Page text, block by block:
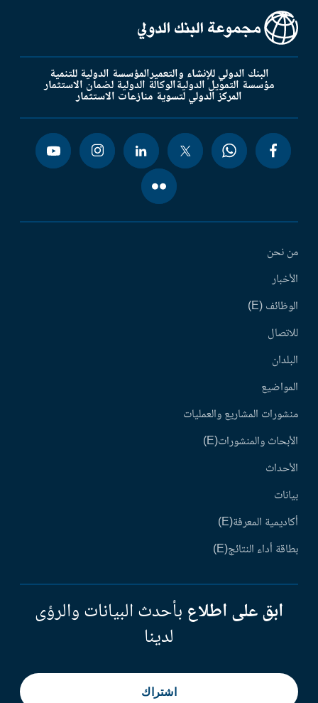
البنك الدولي للإنشاء والتعميرالمؤسسة الدولية للتنمية
مؤسسة التمويل الدوليةالوكالة الدولية لضمان الاستثمار
المركز الدولي لتسوية منازعات الاستثمار
من نحن
الأخبار
الوظائف (E)
للاتصال
البلدان
المواضيع
منشورات المشاريع والعمليات
الأبحاث والمنشورات(E)
الأحداث
بيانات
أكاديمية المعرفة(E)
بطاقة أداء النتائج(E)
ابق على اطلاع بأحدث البيانات والرؤى
لدينا
اشتراك